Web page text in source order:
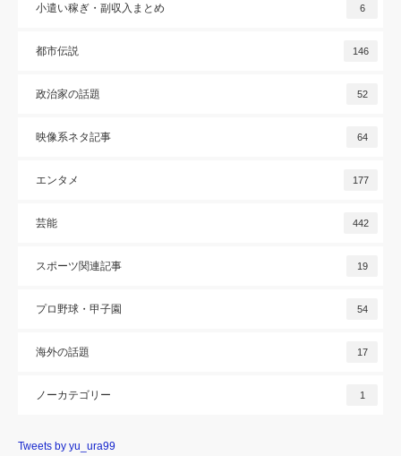
小遣い稼ぎ・副収入まとめ 6
都市伝説 146
政治家の話題 52
映像系ネタ記事 64
エンタメ 177
芸能 442
スポーツ関連記事 19
プロ野球・甲子園 54
海外の話題 17
ノーカテゴリー 1
Tweets by yu_ura99